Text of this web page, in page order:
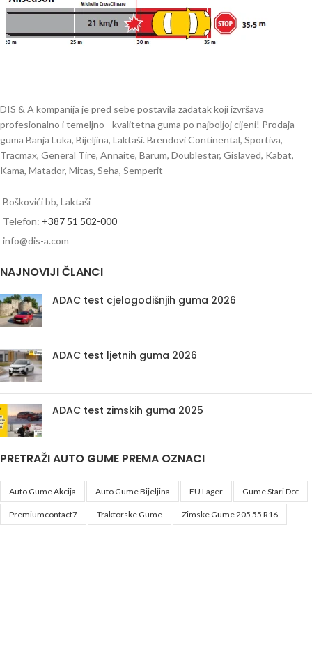
DIS & A kompanija je pred sebe postavila zadatak koji izvršava
profesionalno i temeljno - kvalitetna guma po najboljoj cijeni! Prodaja
guma Banja Luka, Bijeljina, Laktaši. Brendovi Continental, Sportiva,
Tracmax, General Tire, Annaite, Barum, Doublestar, Gislaved, Kabat,
Kama, Matador, Mitas, Seha, Semperit
Boškovići bb, Laktaši
Telefon: +387 51 502-000
info@dis-a.com
NAJNOVIJI ČLANCI
ADAC test cjelogodišnjih guma 2026
ADAC test ljetnih guma 2026
ADAC test zimskih guma 2025
PRETRAŽI AUTO GUME PREMA OZNACI
Auto Gume Akcija Auto Gume Bijeljina EU Lager Gume Stari Dot
Premiumcontact7 Traktorske Gume Zimske Gume 205 55 R16